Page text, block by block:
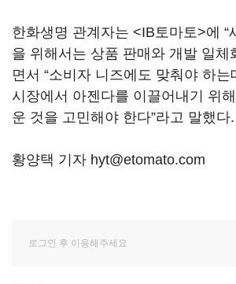
한화생명 관계자는 <IB토마토>에 “
을 위해서는 상품 판매와 개발 일체
면서 “소비자 니즈에도 맞춰야 하는
시장에서 아젠다를 이끌어내기 위
운 것을 고민해야 한다”라고 말했다.
황양택 기자 hyt@etomato.com